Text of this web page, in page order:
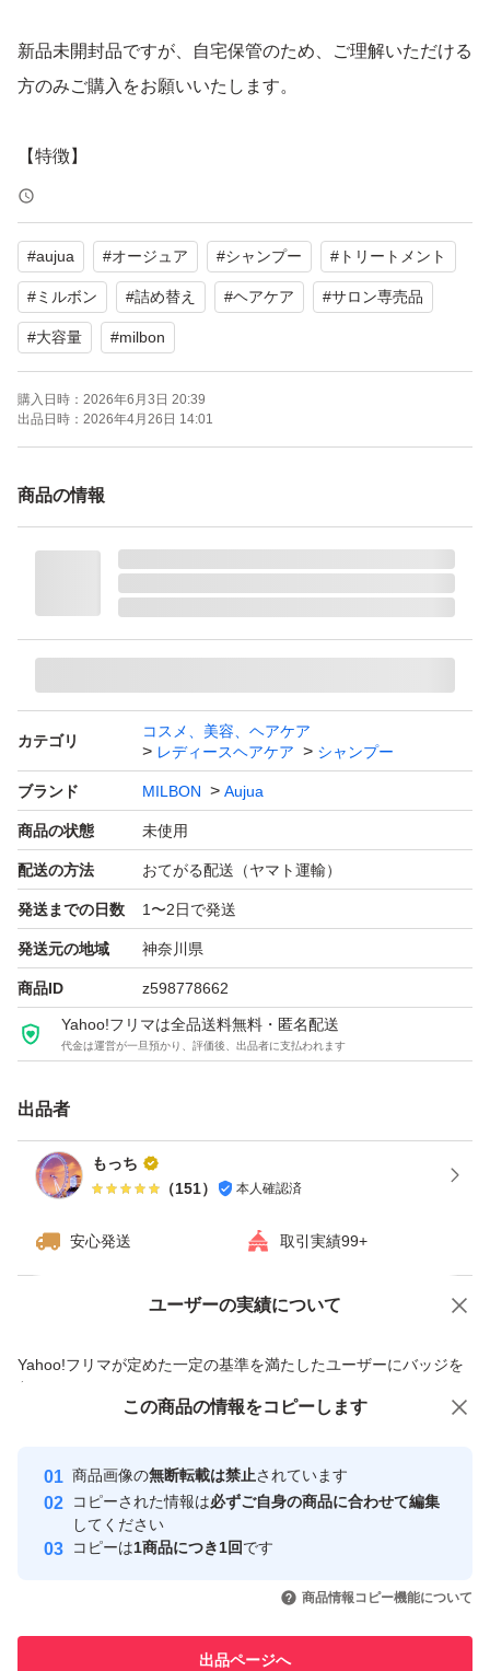
新品未開封品ですが、自宅保管のため、ご理解いただける
方のみご購入をお願いいたします。
【特徴】
詰め替え用パウチに入った大容量タイプです。
【サイズ】
1000ml/g
ミルボン Aujua フィルメロウ シャンプー＆トリートメン
本体/詰め替え：詰め替え
セット/単品：セット
おすすめ髪質：かたい
#aujua #オージュア #シャンプー # トリートメント
#ミルボン #詰め替え #ヘアケア #サロン専売品
#大容量 #milbon
購入日時： 2026年6月3日 20:39
出品日時： 2026年4月26日 14:01
商品の情報
カテゴリ
コスメ、美容、ヘアケア
レディースヘアケア
シャンプー
ブランド MILBON Aujua
商品の状態 未使用
配送の方法 おてがる配送（ヤマト運輸）
発送までの日数 1〜2日で発送
発送元の地域 神奈川県
商品ID z598778662
Yahoo!フリマは全品送料無料・匿名配送
代金は運営が一旦預かり、評価後、出品者に支払われます
出品者
もっち
（151） 本人確認済
安心発送 取引実績99+
ユーザーの実績について
Yahoo!フリマが定めた一定の基準を満たしたユーザーにバッジを
付与しています
安心取引出品者
心・安全なユーザーです
取引実績
引を完了させた実績があります
での取引実績があります
価格の相談 商品への質問
この商品の情報をコピーします
商品画像の無断転載は禁止されています
コピーされた情報は必ずご自身の商品に合わせて編集
してください
コピーは1商品につき1回です
商品情報コピー機能について
出品ページへ
この商品をみている人にオススメ